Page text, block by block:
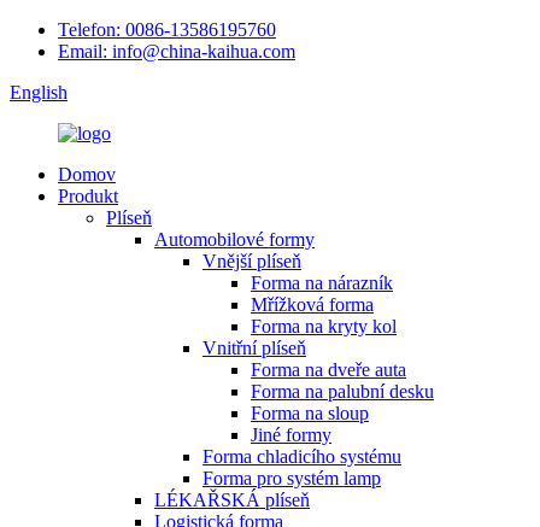
Telefon: 0086-13586195760
Email: info@china-kaihua.com
English
Domov
Produkt
Plíseň
Automobilové formy
Vnější plíseň
Forma na nárazník
Mřížková forma
Forma na kryty kol
Vnitřní plíseň
Forma na dveře auta
Forma na palubní desku
Forma na sloup
Jiné formy
Forma chladicího systému
Forma pro systém lamp
LÉKAŘSKÁ plíseň
Logistická forma